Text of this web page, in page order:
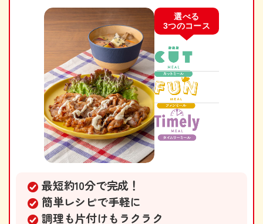
選べる
3つのコース
最短約10分で完成！
簡単レシピで手軽に
調理も片付けもラクラク